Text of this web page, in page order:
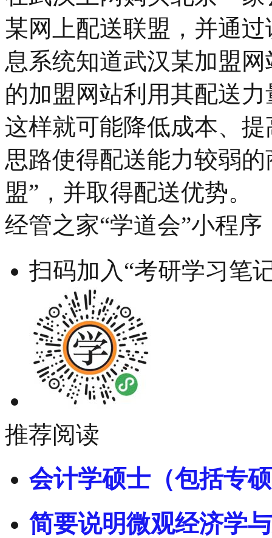
某网上配送联盟，并通
息系统知道武汉某加盟
的加盟网站利用其配送
这样就可能降低成本、
思路使得配送能力较弱
盟”，并取得配送优势。
经管之家“学道会”小程序
扫码加入“考研学习笔
推荐阅读
会计学硕士（包括专
简要说明微观经济学